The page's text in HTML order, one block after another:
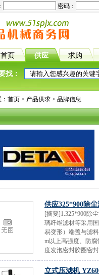
密码：
首页 供应 求购
找：
首页 > 产品供求 > 品牌信息
供应325*900除
[摘要]1.325*900除
璃纤维滤材等采用
易变形）端盖与滤
m以上高强度、防
度发泡密封胶圈密
立式压滤机